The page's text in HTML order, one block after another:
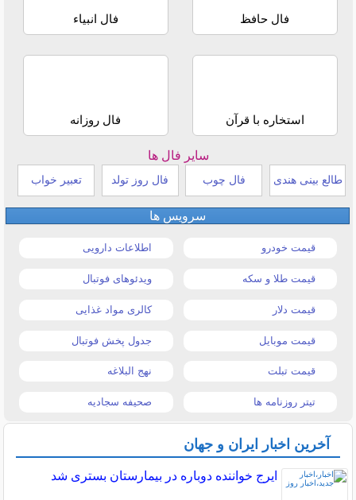
فال حافظ فال انبیاء
استخاره با قرآن فال روزانه
سایر فال ها
طالع بینی هندی فال چوب فال روز تولد تعبیر خواب
سرویس ها
قیمت خودرو اطلاعات دارویی
قیمت طلا و سکه ویدئوهای فوتبال
قیمت دلار کالری مواد غذایی
قیمت موبایل جدول پخش فوتبال
قیمت تبلت نهج البلاغه
تیتر روزنامه ها صحیفه سجادیه
آخرین اخبار ایران و جهان
ایرج خواننده دوباره در بیمارستان بستری شد